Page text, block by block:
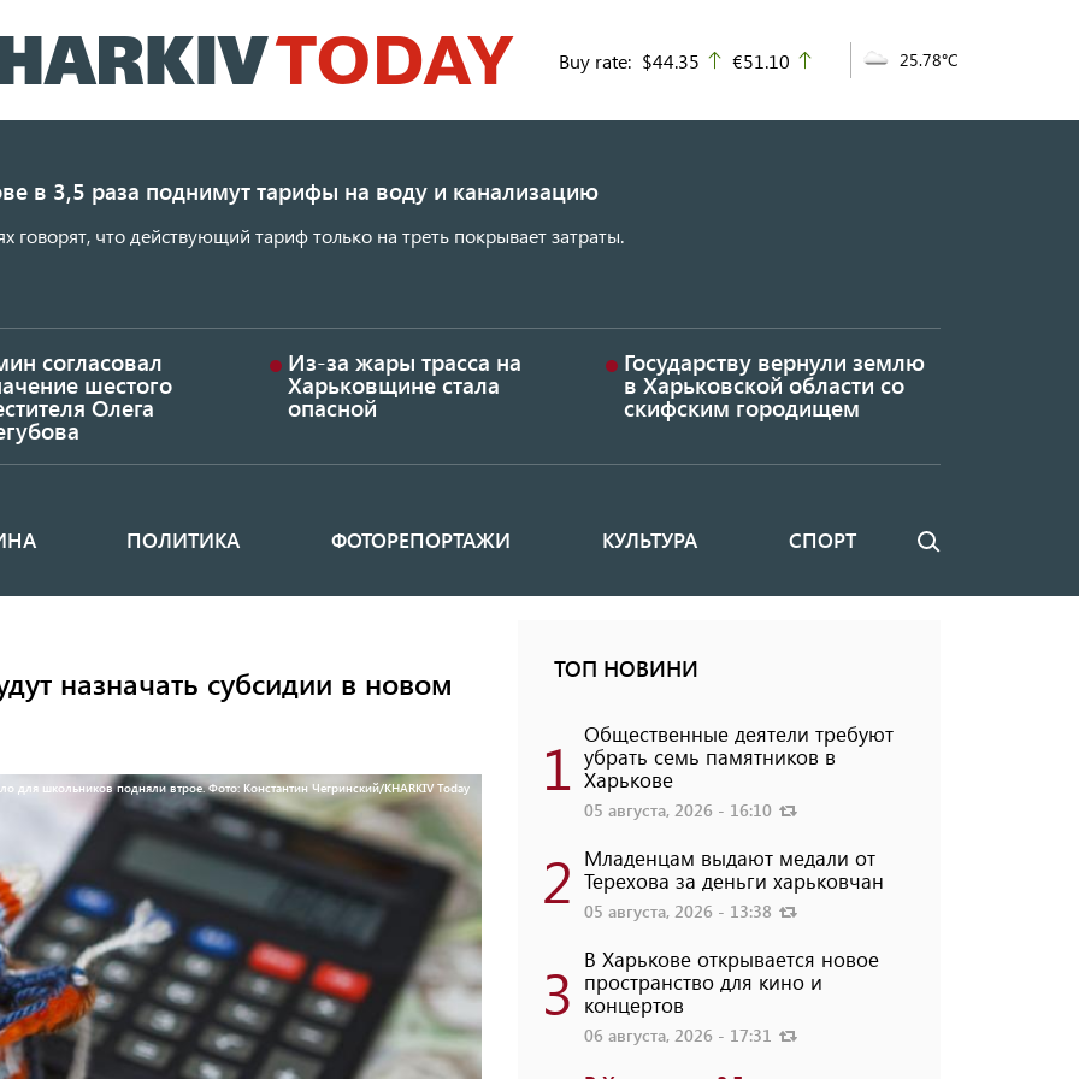
к
основному
Buy rate: $44.35 up
€51.10 25.78°C
в 3,5 раза поднимут тарифы на воду и канализацию
говорят, что действующий тариф только на треть покрывает затраты.
согласовал
шестого
Олега
Из-за жары трасса на
Харьковщине стала
опасной
Государству вернули землю
в Харьковской области со
скифским городищем
ПОЛИТИКА ФОТОРЕПОРТАЖИ КУЛЬТУРА СПОРТ Поиск
назначать субсидии в новом
для школьников подняли втрое. Фото: Константин Чегринский/KHARKIV Today
ТОП НОВИНИ
1 Общественные деятели требуют
убрать семь памятников в
Харькове
05 августа, 2026 - 16:10
2 Младенцам выдают медали от
Терехова за деньги харьковчан
05 августа, 2026 - 13:38
3 В Харькове открывается новое
пространство для кино и
концертов
06 августа, 2026 - 17:31